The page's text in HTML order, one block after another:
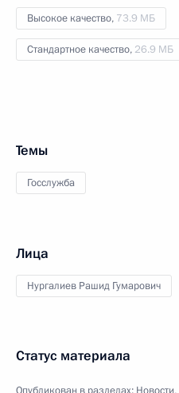
Высокое качество, 73.9 МБ
Стандартное качество, 26.9 МБ
Темы
Госслужба
Лица
Нургалиев Рашид Гумарович
Статус материала